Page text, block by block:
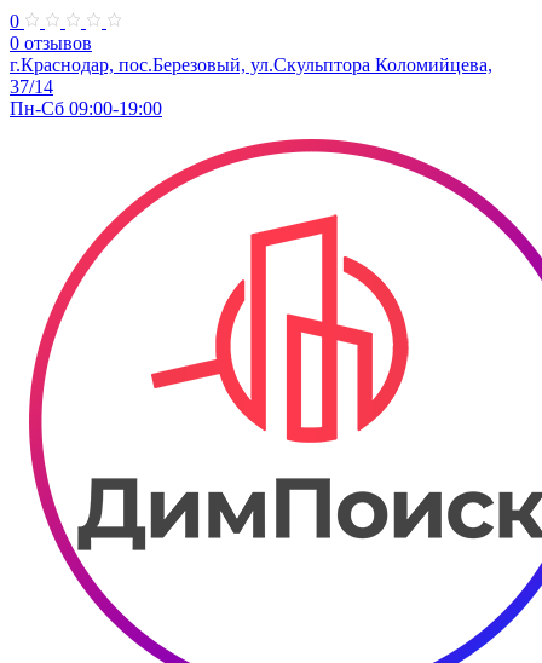
0
0 отзывов
г.Краснодар, пос.Березовый, ул.Скульптора Коломийцева,
37/14
Пн-Сб 09:00-19:00